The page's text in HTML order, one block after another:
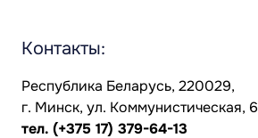
Контакты:
Республика Беларусь, 220029,
г. Минск, ул. Коммунистическая, 6
тел. (+375 17) 379-64-13